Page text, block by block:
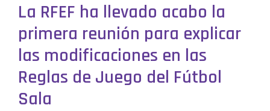
La RFEF ha llevado acabo la
primera reunión para explicar
las modificaciones en las
Reglas de Juego del Fútbol
Sala